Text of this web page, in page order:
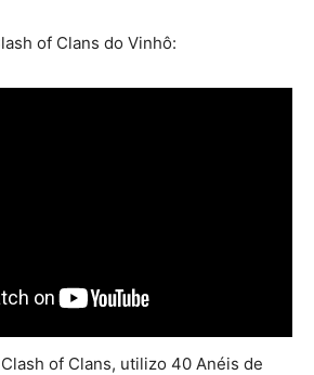
of Clans do Vinhô:
of Clans, utilizo 40 Anéis de